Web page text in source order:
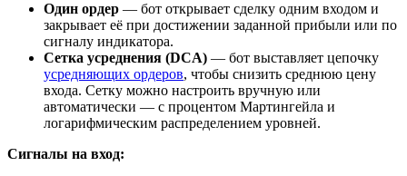
Один ордер — бот открывает сделку одним входом и
закрывает её при достижении заданной прибыли или по
сигналу индикатора.
Сетка усреднения (DCA) — бот выставляет цепочку
усредняющих ордеров, чтобы снизить среднюю цену
входа. Сетку можно настроить вручную или
автоматически — с процентом Мартингейла и
логарифмическим распределением уровней.
Сигналы на вход: